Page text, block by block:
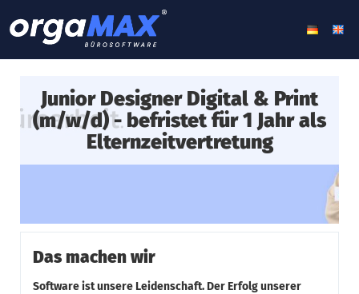
Junior Designer Digital & Print
(m/w/d) - befristet für 1 Jahr als
Elternzeitvertretung
Das machen wir
Software ist unsere Leidenschaft. Der Erfolg unserer